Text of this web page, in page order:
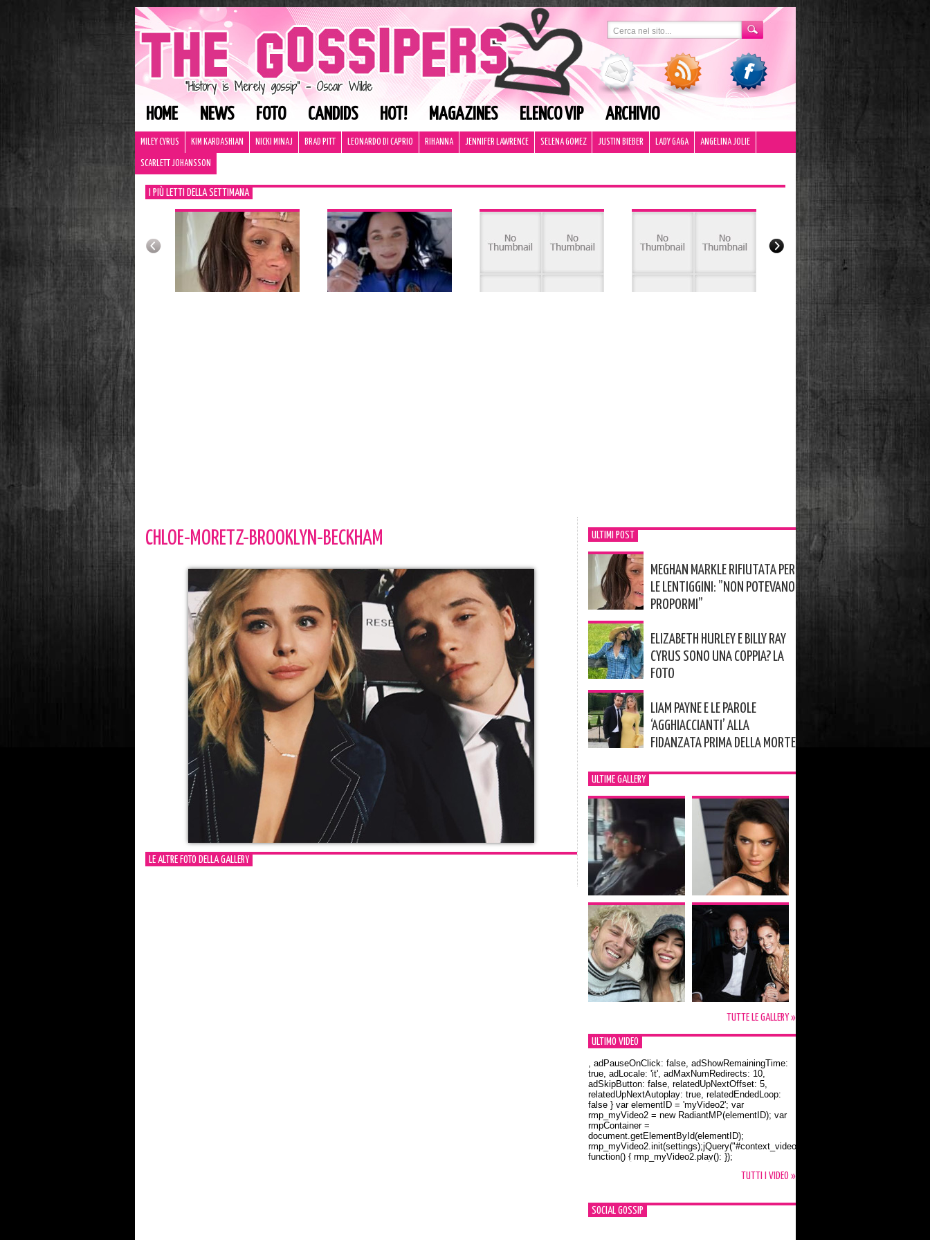
HOME NEWS FOTO CANDIDS HOT! MAGAZINES ELENCO VIP ARCHIVIO
MILEY CYRUS KIM KARDASHIAN NICKI MINAJ BRAD PITT LEONARDO DI CAPRIO RIHANNA JENNIFER LAWRENCE SELENA GOMEZ JUSTIN BIEBER LADY GAGA ANGELINA JOLIE
SCARLETT JOHANSSON
I PIÙ LETTI DELLA SETTIMANA
CHLOE-MORETZ-BROOKLYN-BECKHAM
LE ALTRE FOTO DELLA GALLERY
ULTIMI POST
MEGHAN MARKLE RIFIUTATA PER
LE LENTIGGINI: ”NON POTEVANO
PROPORMI”
ELIZABETH HURLEY E BILLY RAY
CYRUS SONO UNA COPPIA? LA
FOTO
LIAM PAYNE E LE PAROLE
‘AGGHIACCIANTI’ ALLA
FIDANZATA PRIMA DELLA MORTE
ULTIME GALLERY
TUTTE LE GALLERY »
ULTIMO VIDEO
Orlando Bloom e la t-shirt dedicata a Flynn
, adPauseOnClick: false, adShowRemainingTime:
true, adLocale: 'it', adMaxNumRedirects: 10,
adSkipButton: false, relatedUpNextOffset: 5,
relatedUpNextAutoplay: true, relatedEndedLoop:
false } var elementID = 'myVideo2'; var
rmp_myVideo2 = new RadiantMP(elementID); var
rmpContainer =
document.getElementById(elementID);
rmp_myVideo2.init(settings);jQuery("#context_video2").one("mouseover",
function() { rmp_myVideo2.play(); });
TUTTI I VIDEO »
SOCIAL GOSSIP